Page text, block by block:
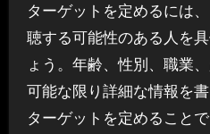
ターゲットを定めるには
聴する可能性のある人を
ょう。年齢、性別、職業
可能な限り詳細な情報を
ターゲットを定めること